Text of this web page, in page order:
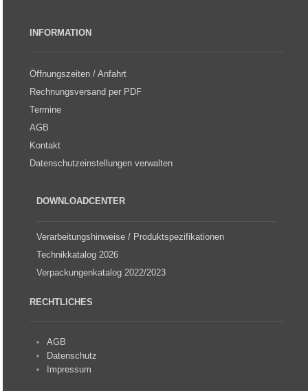
INFORMATION
Öffnungszeiten / Anfahrt
Rechnungsversand per PDF
Termine
AGB
Kontakt
Datenschutzeinstellungen verwalten
DOWNLOADCENTER
Verarbeitungshinweise / Produktspezifikationen
Technikkatalog 2026
Verpackungenkatalog 2022/2023
RECHTLICHES
AGB
Datenschutz
Impressum